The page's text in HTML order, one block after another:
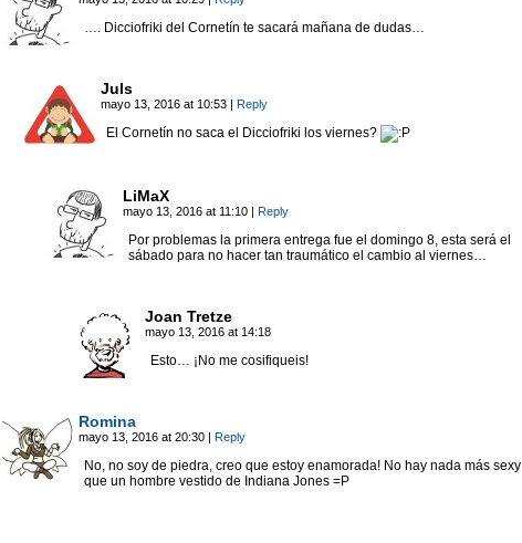
…. Dicciofriki del Cornetín te sacará mañana de dudas…
Juls
mayo 13, 2016 at 10:53 | Reply
El Cornetín no saca el Dicciofriki los viernes?
LiMaX
mayo 13, 2016 at 11:10 | Reply
Por problemas la primera entrega fue el domingo 8, esta será el
sábado para no hacer tan traumático el cambio al viernes…
Joan Tretze
mayo 13, 2016 at 14:18
Esto… ¡No me cosifiqueis!
Romina
mayo 13, 2016 at 20:30 | Reply
No, no soy de piedra, creo que estoy enamorada! No hay nada más sexy
que un hombre vestido de Indiana Jones =P